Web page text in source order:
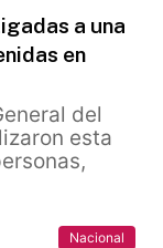
a una
en
del
esta
Nacional